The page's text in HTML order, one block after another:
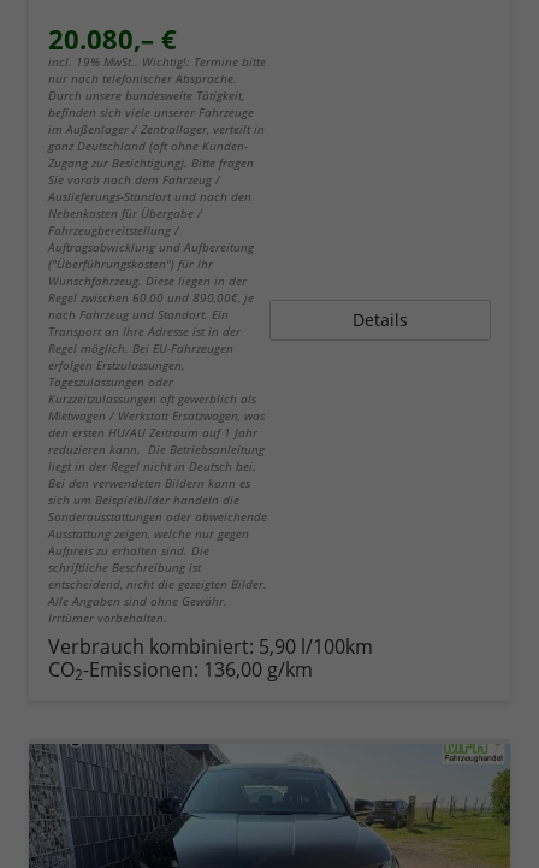
20.080,– €
incl. 19% MwSt.. Wichtig!: Termine bitte
nur nach telefonischer Absprache.
Durch unsere bundesweite Tätigkeit,
befinden sich viele unserer Fahrzeuge
im Außenlager / Zentrallager, verteilt in
ganz Deutschland (oft ohne Kunden-
Zugang zur Besichtigung). Bitte fragen
Sie vorab nach dem Fahrzeug /
Auslieferungs-Standort und nach den
Nebenkosten für Übergabe /
Fahrzeugbereitstellung /
Auftragsabwicklung und Aufbereitung
("Überführungskosten") für Ihr
Wunschfahrzeug. Diese liegen in der
Regel zwischen 60,00 und 890,00€, je
nach Fahrzeug und Standort. Ein
Transport an Ihre Adresse ist in der
Regel möglich. Bei EU-Fahrzeugen
erfolgen Erstzulassungen,
Tageszulassungen oder
Kurzzeitzulassungen oft gewerblich als
Mietwagen / Werkstatt Ersatzwagen, was
den ersten HU/AU Zeitraum auf 1 Jahr
reduzieren kann. Die Betriebsanleitung
liegt in der Regel nicht in Deutsch bei.
Bei den verwendeten Bildern kann es
sich um Beispielbilder handeln die
Sonderausstattungen oder abweichende
Ausstattung zeigen, welche nur gegen
Aufpreis zu erhalten sind. Die
schriftliche Beschreibung ist
entscheidend, nicht die gezeigten Bilder.
Alle Angaben sind ohne Gewähr.
Irrtümer vorbehalten.
Details
Verbrauch kombiniert: 5,90 l/100km
CO2-Emissionen: 136,00 g/km